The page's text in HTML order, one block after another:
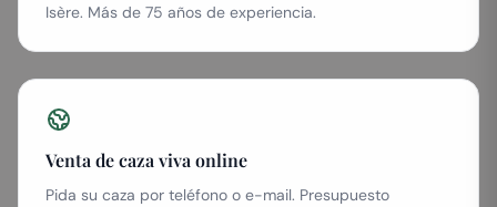
Isère. Más de 75 años de experiencia.
Venta de caza viva online
Pida su caza por teléfono o e-mail. Presupuesto